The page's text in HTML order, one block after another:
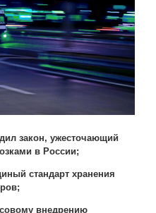
закон, ужесточающий
в России;
стандарт хранения
внедрению